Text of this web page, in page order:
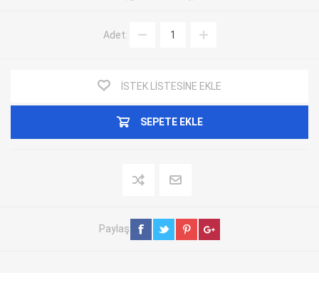
Adet:
İSTEK LISTESINE EKLE
SEPETE EKLE
Paylaş